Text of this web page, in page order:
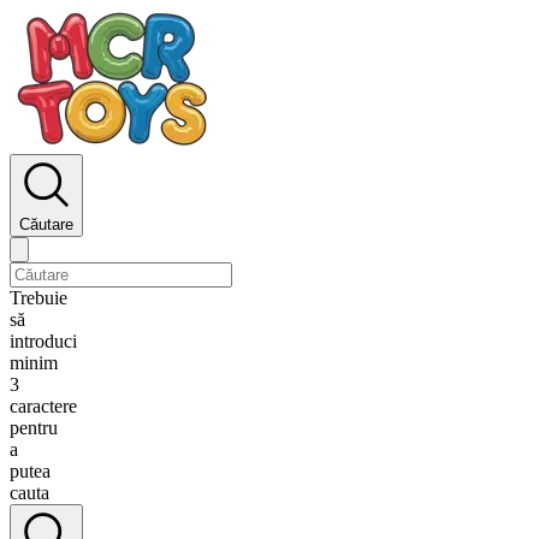
Căutare
Trebuie
să
introduci
minim
3
caractere
pentru
a
putea
cauta